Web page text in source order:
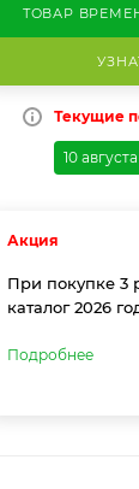
ТОВАР
Текущие
10
Акция
При покупке 3
каталог 2026
Подробнее